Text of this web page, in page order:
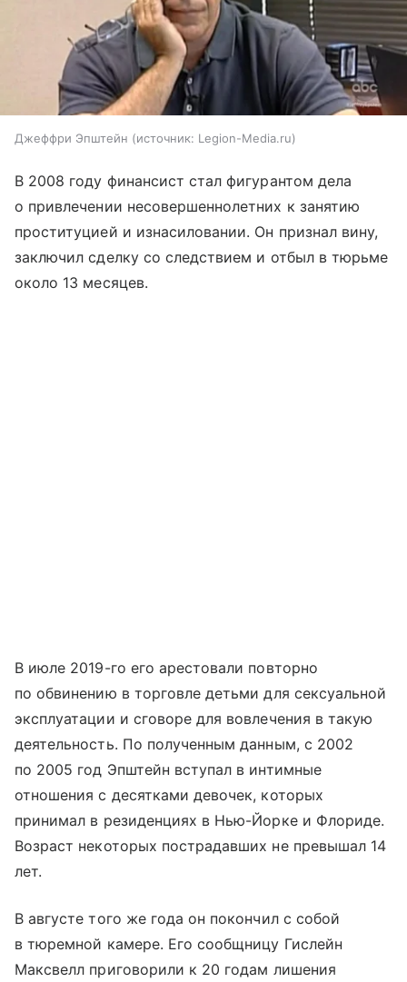
Джеффри Эпштейн источник: Legion-Media.ru
В 2008 году финансист стал фигурантом дела
о привлечении несовершеннолетних к занятию
проституцией и изнасиловании. Он признал вину,
заключил сделку со следствием и отбыл в тюрьме
около 13 месяцев.
В июле 2019-го его арестовали повторно
по обвинению в торговле детьми для сексуальной
эксплуатации и сговоре для вовлечения в такую
деятельность. По полученным данным, с 2002
по 2005 год Эпштейн вступал в интимные
отношения с десятками девочек, которых
принимал в резиденциях в Нью-Йорке и Флориде.
Возраст некоторых пострадавших не превышал 14
лет.
В августе того же года он покончил с собой
в тюремной камере. Его сообщницу Гислейн
Максвелл приговорили к 20 годам лишения